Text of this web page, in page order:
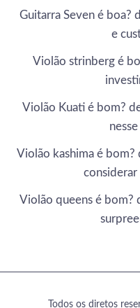
Guitarra Seven é boa?
e
Violão strinberg é
Violão Kuati é bom?
Violão kashima é bom?
considerar
Violão queens é bom?
Todos os diretos